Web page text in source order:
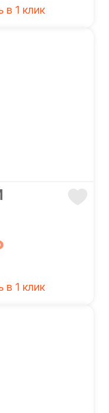
в 1 клик
в 1 клик